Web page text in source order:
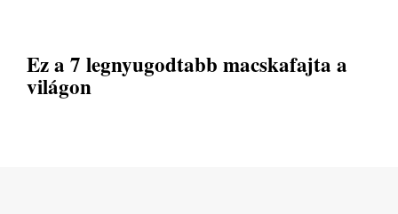
Ez a 7 legnyugodtabb macskafajta a
világon